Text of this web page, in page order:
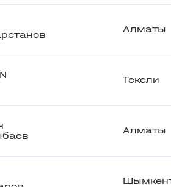
Алматы
Текели
Алматы